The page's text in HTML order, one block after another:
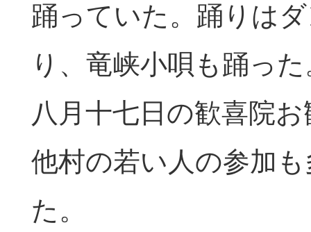
踊っていた。踊りは
り、竜峡小唄も踊った
八月十七日の歓喜院
他村の若い人の参加
た。